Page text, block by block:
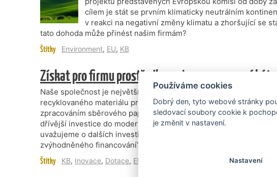
cílem je stát se prvním klimaticky neutrálním
v reakci na negativní změny klimatu a zhoršující se
tato dohoda může přinést našim firmám?
Štítky Environment, EU, KB
Získat pro firmu prostředky na inovace nemusí být
Naše společnost je největším a nejvýznamnějším dodavatelem
recyklovaného materiálu pro archivaci. Tím, že produkty, které
zpracováním sběrového papíru a jsou zcela recyklovatelné,
dřívější investice do modernizace výroby nesly významný efekt
uvažujeme o dalších investicích do rozvoje firmy a inovací, jaké
zvýhodněného financování? Marek Michálko, jednatel společnosti
Štítky KB, Inovace, Dotace, EU
Používáme cookies
Dobrý den, tyto webové stránky
sledovací soubory cookie k
je změnit v nastavení.
Nastavení